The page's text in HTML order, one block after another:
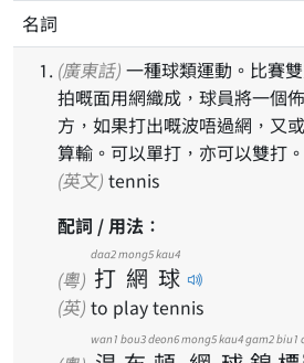
名詞
(廣東話)
拍嘅面用網織成，球員將一個
方，如果打出嘅波唔過網，又
算輸。可以單打，亦可以雙打。
(英文) tennis
配詞 / 用法：
(粵) 打
daa2
網
mong5
球
kau4
(英) to play tennis
wan1 bou3deon6mong5kau4gam2biu1